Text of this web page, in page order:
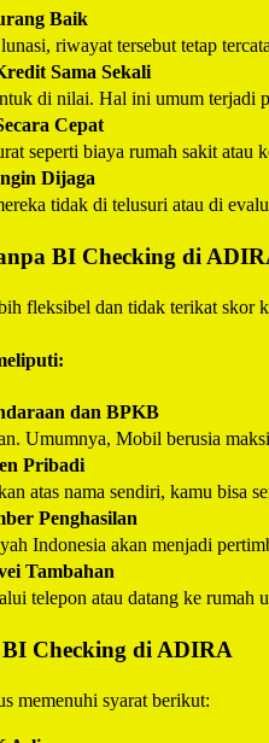
Baik
riwayat tersebut tetap
Sama Sekali
di nilai. Hal ini umum terjadi
Cepat
seperti biaya rumah sakit atau
Dijaga
tidak di telusuri atau di
BI Checking di
fleksibel dan tidak terikat skor
dan BPKB
Umumnya, Mobil berusia
Pribadi
nama sendiri, kamu bisa
Penghasilan
Indonesia akan menjadi
Tambahan
telepon atau datang ke rumah
Checking di ADIRA
memenuhi syarat berikut: